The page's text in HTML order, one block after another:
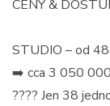
CENY &
STUDIO – od
➡️ cca 3 050
???? Jen 38